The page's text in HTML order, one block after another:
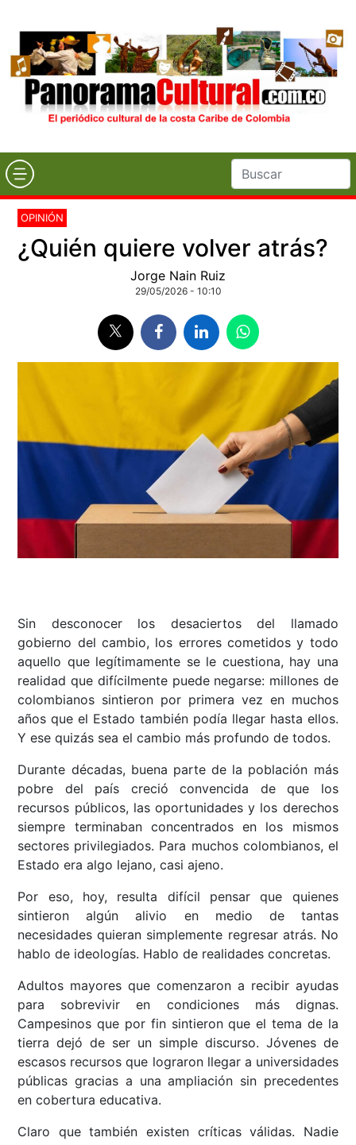
OPINIÓN
¿Quién quiere volver atrás?
Jorge Nain Ruiz
29/05/2026 - 10:10
Sin desconocer los desaciertos del llamado
gobierno del cambio, los errores cometidos y todo
aquello que legítimamente se le cuestiona, hay una
realidad que difícilmente puede negarse: millones de
colombianos sintieron por primera vez en muchos
años que el Estado también podía llegar hasta ellos.
Y ese quizás sea el cambio más profundo de todos.
Durante décadas, buena parte de la población más
pobre del país creció convencida de que los
recursos públicos, las oportunidades y los derechos
siempre terminaban concentrados en los mismos
sectores privilegiados. Para muchos colombianos, el
Estado era algo lejano, casi ajeno.
Por eso, hoy, resulta difícil pensar que quienes
sintieron algún alivio en medio de tantas
necesidades quieran simplemente regresar atrás. No
hablo de ideologías. Hablo de realidades concretas.
Adultos mayores que comenzaron a recibir ayudas
para sobrevivir en condiciones más dignas.
Campesinos que por fin sintieron que el tema de la
tierra dejó de ser un simple discurso. Jóvenes de
escasos recursos que lograron llegar a universidades
públicas gracias a una ampliación sin precedentes
en cobertura educativa.
Claro que también existen críticas válidas. Nadie